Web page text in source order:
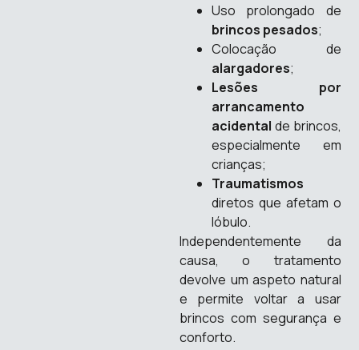
Uso prolongado de
brincos pesados;
Colocação de
alargadores;
Lesões por
arrancamento
acidental de brincos,
especialmente em
crianças;
Traumatismos
diretos que afetam o
lóbulo.
Independentemente da
causa, o tratamento
devolve um aspeto natural
e permite voltar a usar
brincos com segurança e
conforto.